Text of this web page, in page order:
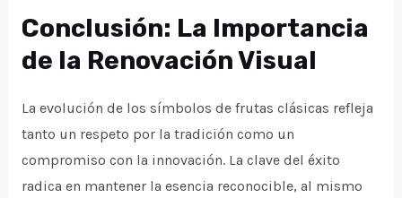
Conclusión: La Importancia
de la Renovación Visual
La evolución de los símbolos de frutas clásicas refleja
tanto un respeto por la tradición como un
compromiso con la innovación. La clave del éxito
radica en mantener la esencia reconocible, al mismo